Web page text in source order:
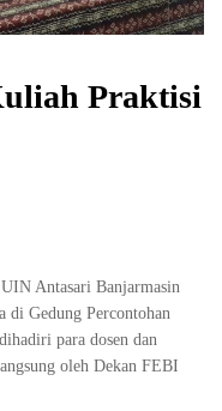
Praktisi
Antasari Banjarmasin
di Gedung Percontohan
para dosen dan
oleh Dekan FEBI